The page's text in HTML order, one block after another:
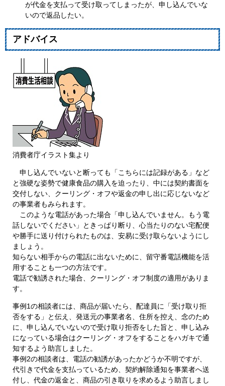
が代金を支払って受け取ってしまったが、申し込んでいな
いので返品したい。
アドバイス
消費者庁イラスト集より
申し込んでいないと断っても「こちらには記録がある」など
と強硬な姿勢で健康食品の購入を迫ったり、中には契約書面を
交付しない、クーリング・オフや返金の申し出に応じないなど
の事業者もみられます。
このような電話があった場合「申し込んでいません。もう電
話しないでください」ときっぱり断り、心当たりのない宅配便
や勝手に送り付けられたものは、安易に受け取らないようにし
ましょう。
知らない相手からの電話に出ないために、留守番電話機能を活
用することも一つの方法です。
電話で勧誘された場合、クーリング・オフ制度の適用がありま
す。
事例1の相談者には、商品が届いたら、配達員に「受け取り拒
否をする」と伝え、発送元の事業者名、住所を控え、念のため
に、申し込んでいないので受け取り拒否をした旨と、申し込み
になっている場合はクーリング・オフをすることをハガキで通
知するよう助言しました。
事例2の相談者は、電話の勧誘があったかどうか不明ですが、
代引きで代金を支払っているため、契約解除通知を事業者へ送
付し、代金の返金と、商品の引き取りを求めるよう助言しまし